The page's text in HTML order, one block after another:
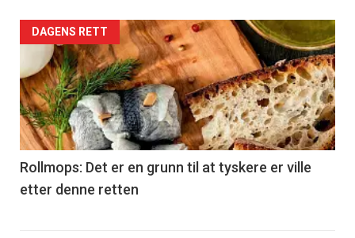
Forsiden
akkurat
nå
-
6
DAGENS RETT
Rollmops: Det er en grunn til at tyskere er ville
etter denne retten